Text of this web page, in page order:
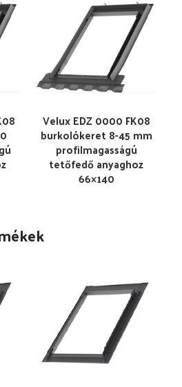
Velux EDZ 0000 FK08
burkolókeret 8-45 mm
profilmagasságú
tetőfedő anyaghoz
66×140